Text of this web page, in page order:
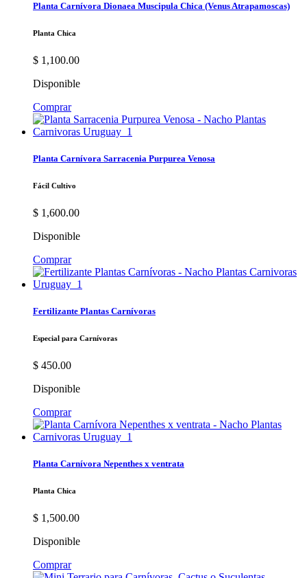
Planta Carnívora Dionaea Muscipula Chica (Venus Atrapamoscas)
Planta Chica
$ 1,100.00
Disponible
Comprar
Planta Carnívora Sarracenia Purpurea Venosa
Fácil Cultivo
$ 1,600.00
Disponible
Comprar
Fertilizante Plantas Carnívoras
Especial para Carnívoras
$ 450.00
Disponible
Comprar
Planta Carnívora Nepenthes x ventrata
Planta Chica
$ 1,500.00
Disponible
Comprar